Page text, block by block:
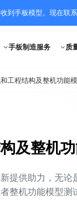
到手板模型。现在联
手板制造服务 质
工程结构及整机功能
及整机
提供助力，无
整机功能模型测